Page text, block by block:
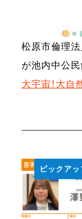
松原市倫理
が池内中公民
大宇宙！大自
ピックア